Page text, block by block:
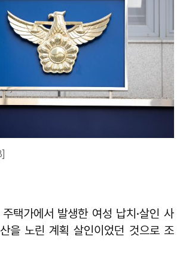
택가에서 발생한 여성 납치·살인 사
을 노린 계획 살인이었던 것으로 조